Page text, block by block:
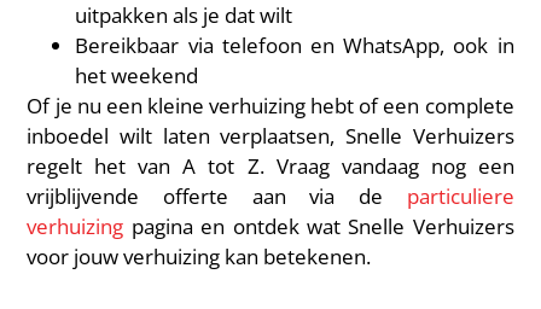
uitpakken als je dat wilt
Bereikbaar via telefoon en WhatsApp, ook in
het weekend
Of je nu een kleine verhuizing hebt of een complete
inboedel wilt laten verplaatsen, Snelle Verhuizers
regelt het van A tot Z. Vraag vandaag nog een
vrijblijvende offerte aan via de particuliere
verhuizing pagina en ontdek wat Snelle Verhuizers
voor jouw verhuizing kan betekenen.